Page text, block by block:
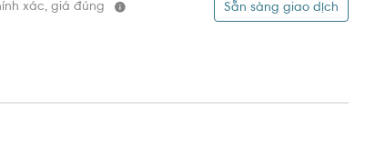
xác, giá đúng Sẵn sàng giao dịch